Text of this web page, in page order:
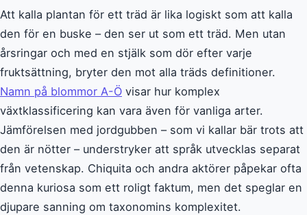
Att kalla plantan för ett träd är lika logiskt som att kalla
den för en buske – den ser ut som ett träd. Men utan
årsringar och med en stjälk som dör efter varje
fruktsättning, bryter den mot alla träds definitioner.
Namn på blommor A-Ö visar hur komplex
växtklassificering kan vara även för vanliga arter.
Jämförelsen med jordgubben – som vi kallar bär trots att
den är nötter – understryker att språk utvecklas separat
från vetenskap. Chiquita och andra aktörer påpekar ofta
denna kuriosa som ett roligt faktum, men det speglar en
djupare sanning om taxonomins komplexitet.